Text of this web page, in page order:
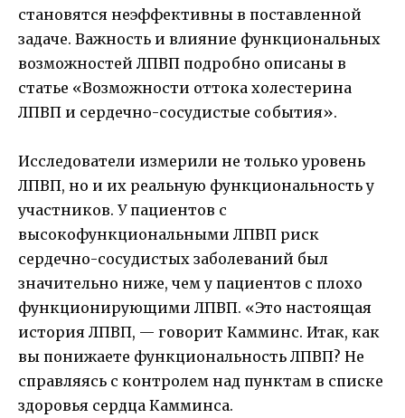
становятся неэффективны в поставленной
задаче. Важность и влияние функциональных
возможностей ЛПВП подробно описаны в
статье «Возможности оттока холестерина
ЛПВП и сердечно-сосудистые события».
Исследователи измерили не только уровень
ЛПВП, но и их реальную функциональность у
участников. У пациентов с
высокофункциональными ЛПВП риск
сердечно-сосудистых заболеваний был
значительно ниже, чем у пациентов с плохо
функционирующими ЛПВП. «Это настоящая
история ЛПВП, — говорит Камминс. Итак, как
вы понижаете функциональность ЛПВП? Не
справляясь с контролем над пунктам в списке
здоровья сердца Камминса.